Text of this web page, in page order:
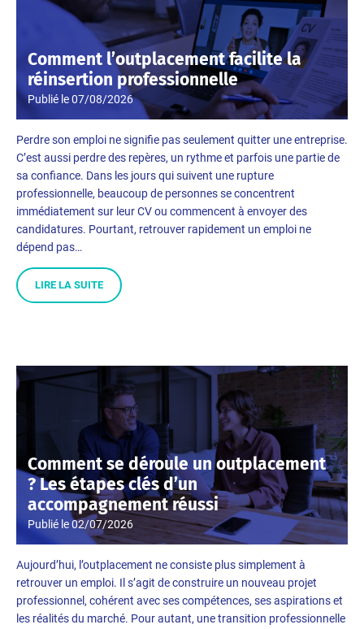
Comment l’outplacement facilite la
réinsertion professionnelle
Publié le07/08/2026
Perdre son emploi ne signifie pas seulement quitter une entreprise.
C’est aussi perdre des repères, un rythme et parfois une partie de
sa confiance. Dans les jours qui suivent une rupture
professionnelle, beaucoup de personnes se concentrent
immédiatement sur leur CV ou commencent à envoyer des
candidatures. Pourtant, retrouver rapidement un emploi ne
dépend pas…
LIRE LA SUITE
Comment se déroule un outplacement
? Les étapes clés d’un
accompagnement réussi
Publié le02/07/2026
Aujourd’hui, l’outplacement ne consiste plus simplement à
retrouver un emploi. Il s’agit de construire un nouveau projet
professionnel, cohérent avec ses compétences, ses aspirations et
les réalités du marché. Pour autant, une transition professionnelle